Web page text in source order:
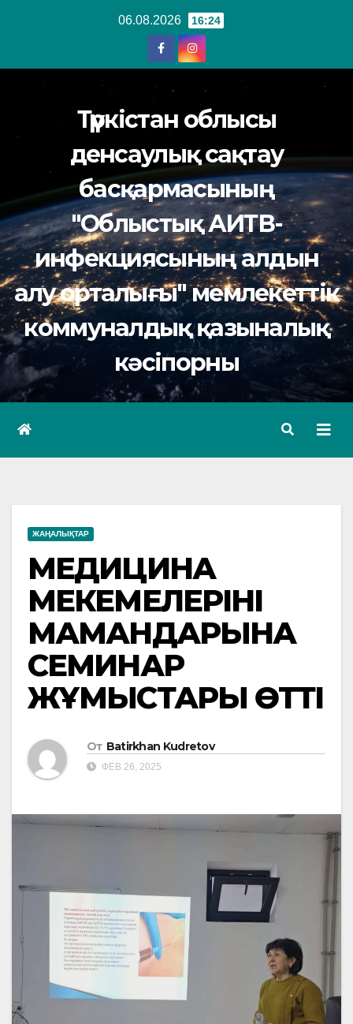
06.08.2026 16:24
Түркістан облысы
денсаулық сақтау
басқармасының
"Облыстық АИТВ-
инфекциясының алдын
алу орталығы" мемлекеттік
коммуналдық қазыналық
кәсіпорны
ЖАҢАЛЫҚТАР
МЕДИЦИНА
МЕКЕМЕЛЕРІНІҢ
МАМАНДАРЫНА
СЕМИНАР
ЖҰМЫСТАРЫ ӨТТІ
От Batirkhan Kudretov
ФЕВ 26, 2025